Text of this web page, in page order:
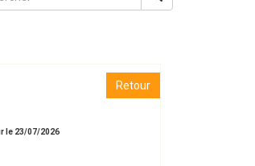
Retour
le 23/07/2026